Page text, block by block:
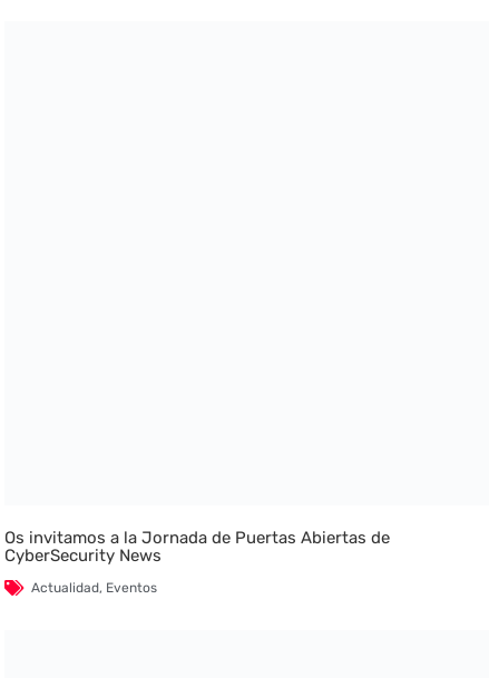
Os invitamos a la Jornada de Puertas Abiertas de
CyberSecurity News
Actualidad, Eventos